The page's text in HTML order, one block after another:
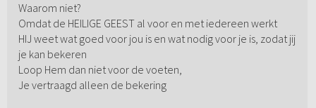
Waarom niet?
Omdat de HEILIGE GEEST al voor en met iedereen werkt
HIJ weet wat goed voor jou is en wat nodig voor je is, zodat jij
je kan bekeren
Loop Hem dan niet voor de voeten,
Je vertraagd alleen de bekering